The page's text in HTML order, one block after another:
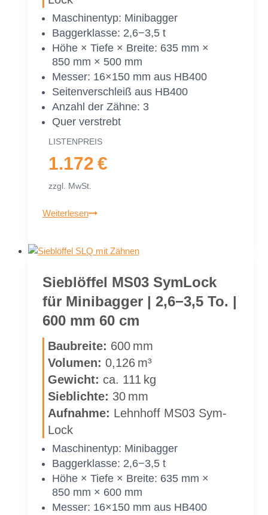
Ma­schi­nen­typ: Mi­ni­bag­ger
Bag­ger­klas­se: 2,6−3,5 t
Höhe × Tie­fe × Brei­te: 635 mm ×
850 mm × 500 mm
Mes­ser: 16×150 mm aus HB400
Sei­ten­ver­schleiß aus HB400
An­zahl der Zäh­ne: 3
Quer ver­strebt
LIS­TEN­PREIS
1.172 €
zzgl. MwSt.
WeiterlesenSieb­
MS03
Lock
für
ni­
bag­
2,6−3,5 To.
|
500 mm
Sieb­löf­fel MS03 Sym­Lock
für Mi­ni­bag­ger | 2,6−3,5 To. |
600 mm 60 cm
Bau­brei­te: 600 mm
Vo­lu­men: 0,126 m³
Ge­wicht: ca. 111 kg
Sieb­lich­te: 30 mm
Auf­nah­me: Lehn­hoff MS03 Sym­
Lock
Ma­schi­nen­typ: Mi­ni­bag­ger
Bag­ger­klas­se: 2,6−3,5 t
Höhe × Tie­fe × Brei­te: 635 mm ×
850 mm × 600 mm
Mes­ser: 16×150 mm aus HB400